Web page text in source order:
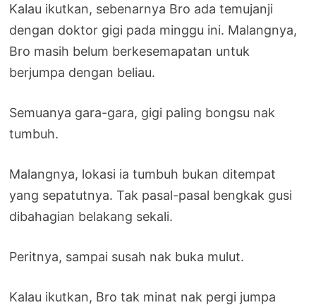
Kalau ikutkan, sebenarnya Bro ada temujanji
dengan doktor gigi pada minggu ini. Malangnya,
Bro masih belum berkesemapatan untuk
berjumpa dengan beliau.
Semuanya gara-gara, gigi paling bongsu nak
tumbuh.
Malangnya, lokasi ia tumbuh bukan ditempat
yang sepatutnya. Tak pasal-pasal bengkak gusi
dibahagian belakang sekali.
Peritnya, sampai susah nak buka mulut.
Kalau ikutkan, Bro tak minat nak pergi jumpa